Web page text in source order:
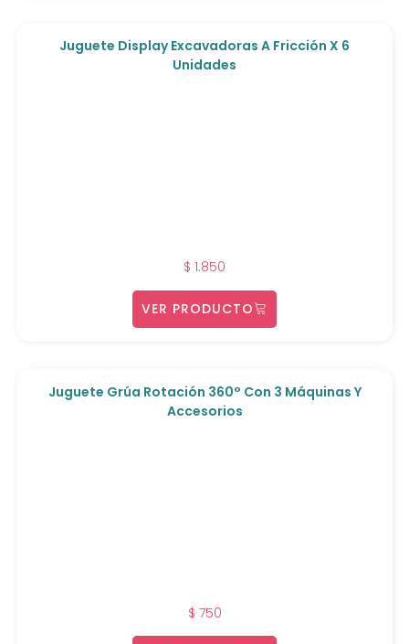
Juguete Display Excavadoras A Fricción X 6
Unidades
$ 1.850
VER PRODUCTO
Juguete Grúa Rotación 360° Con 3 Máquinas Y
Accesorios
$ 750